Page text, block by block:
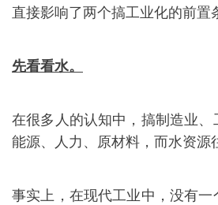
直接影响了两个搞工业化的前置
先看看水。
在很多人的认知中，搞制造业、
能源、人力、原材料，而水资源
事实上，在现代工业中，没有一